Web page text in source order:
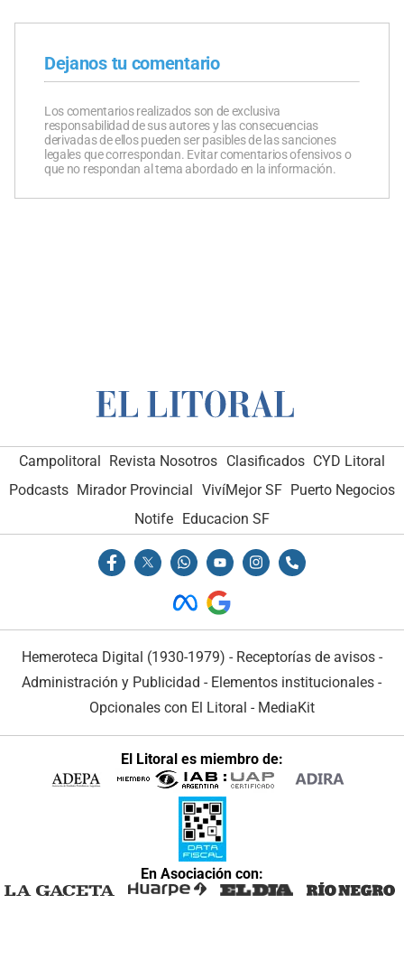
Dejanos tu comentario
Los comentarios realizados son de exclusiva
responsabilidad de sus autores y las consecuencias
derivadas de ellos pueden ser pasibles de las sanciones
legales que correspondan. Evitar comentarios ofensivos o
que no respondan al tema abordado en la información.
Campolitoral Revista Nosotros Clasificados CYD Litoral
Podcasts Mirador Provincial VivíMejor SF Puerto Negocios
Notife Educacion SF
Hemeroteca Digital (1930-1979) - Receptorías de avisos -
Administración y Publicidad - Elementos institucionales -
Opcionales con El Litoral - MediaKit
El Litoral es miembro de:
En Asociación con: